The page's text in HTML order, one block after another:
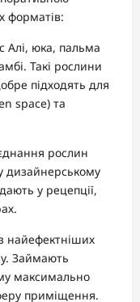
форматів:
Алі, юка, пальма
Такі рослини
підходять для
space) та
рослин
дизайнерському
у рецепції,
найефектніших
Займають
максимально
приміщення.